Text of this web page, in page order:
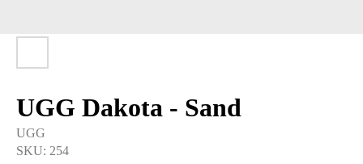
UGG Dakota - Sand
UGG
SKU: 254